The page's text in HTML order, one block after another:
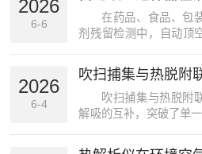
2026
6-6
在药品、食品、包
剂残留检测中，自动顶
可靠性及方法的法律
求，是确保检测结果可
础。一、法规与标准...
2026
6-4
吹扫捕集与热脱附
解吸的互补，突破了单
著提升了复杂基质中痕